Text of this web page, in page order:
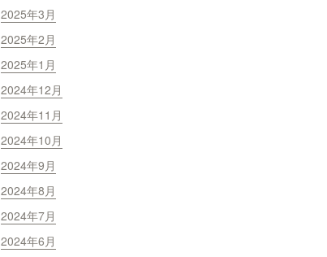
2025年3月
2025年2月
2025年1月
2024年12月
2024年11月
2024年10月
2024年9月
2024年8月
2024年7月
2024年6月